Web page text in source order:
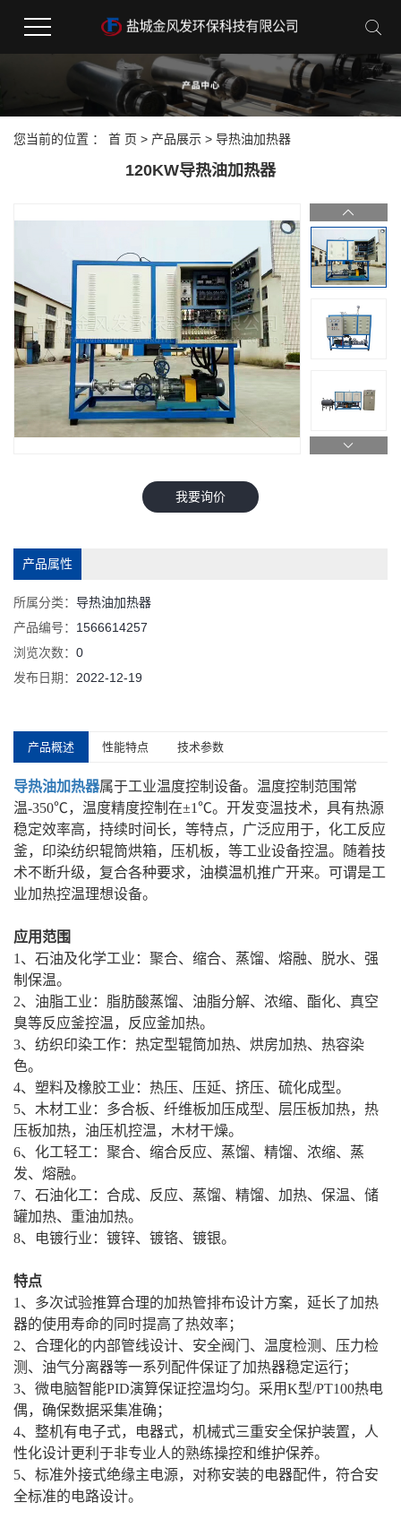
您当前的位置 ： 首 页 > 产品展示 > 导热油加热器
120KW导热油加热器
我要询价
产品属性
所属分类： 导热油加热器
产品编号： 1566614257
浏览次数： 0
发布日期： 2022-12-19
产品概述 性能特点 技术参数
导热油加热器属于工业温度控制设备。温度控制范围常
温-350℃，温度精度控制在±1℃。开发变温技术，具有热源
稳定效率高，持续时间长，等特点，广泛应用于，化工反应
釜，印染纺织辊筒烘箱，压机板，等工业设备控温。随着技
术不断升级，复合各种要求，油模温机推广开来。可谓是工
业加热控温理想设备。
应用范围
1、石油及化学工业：聚合、缩合、蒸馏、熔融、脱水、强
制保温。
2、油脂工业：脂肪酸蒸馏、油脂分解、浓缩、酯化、真空
臭等反应釜控温，反应釜加热。
3、纺织印染工作：热定型辊筒加热、烘房加热、热容染
色。
4、塑料及橡胶工业：热压、压延、挤压、硫化成型。
5、木材工业：多合板、纤维板加压成型、层压板加热，热
压板加热，油压机控温，木材干燥。
6、化工轻工：聚合、缩合反应、蒸馏、精馏、浓缩、蒸
发、熔融。
7、石油化工：合成、反应、蒸馏、精馏、加热、保温、储
罐加热、重油加热。
8、电镀行业：镀锌、镀铬、镀银。
特点
1、多次试验推算合理的加热管排布设计方案，延长了加热
器的使用寿命的同时提高了热效率；
2、合理化的内部管线设计、安全阀门、温度检测、压力检
测、油气分离器等一系列配件保证了加热器稳定运行；
3、微电脑智能PID演算保证控温均匀。采用K型/PT100热电
偶，确保数据采集准确；
4、整机有电子式，电器式，机械式三重安全保护装置，人
性化设计更利于非专业人的熟练操控和维护保养。
5、标准外接式绝缘主电源，对称安装的电器配件，符合安
全标准的电路设计。